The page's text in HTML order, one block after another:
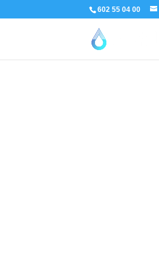
602 55 04 00